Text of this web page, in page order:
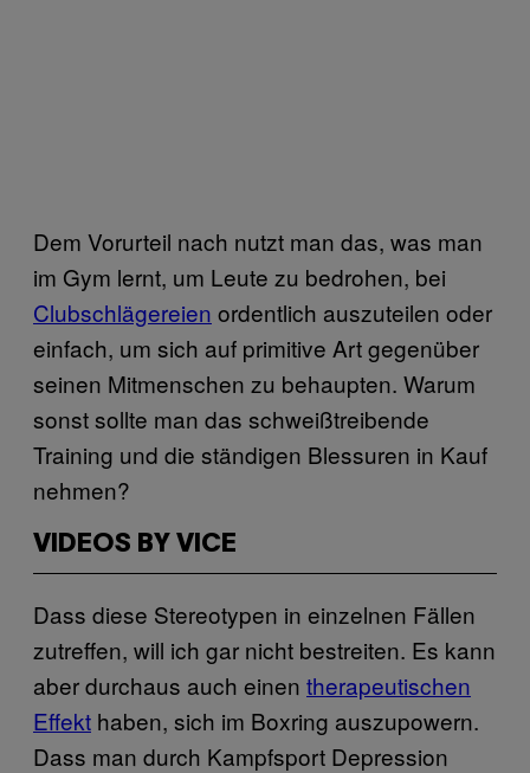
Dem Vorurteil nach nutzt man das, was man
im Gym lernt, um Leute zu bedrohen, bei
Clubschlägereien ordentlich auszuteilen oder
einfach, um sich auf primitive Art gegenüber
seinen Mitmenschen zu behaupten. Warum
sonst sollte man das schweißtreibende
Training und die ständigen Blessuren in Kauf
nehmen?
VIDEOS BY VICE
Dass diese Stereotypen in einzelnen Fällen
zutreffen, will ich gar nicht bestreiten. Es kann
aber durchaus auch einen therapeutischen
Effekt haben, sich im Boxring auszupowern.
Dass man durch Kampfsport Depression